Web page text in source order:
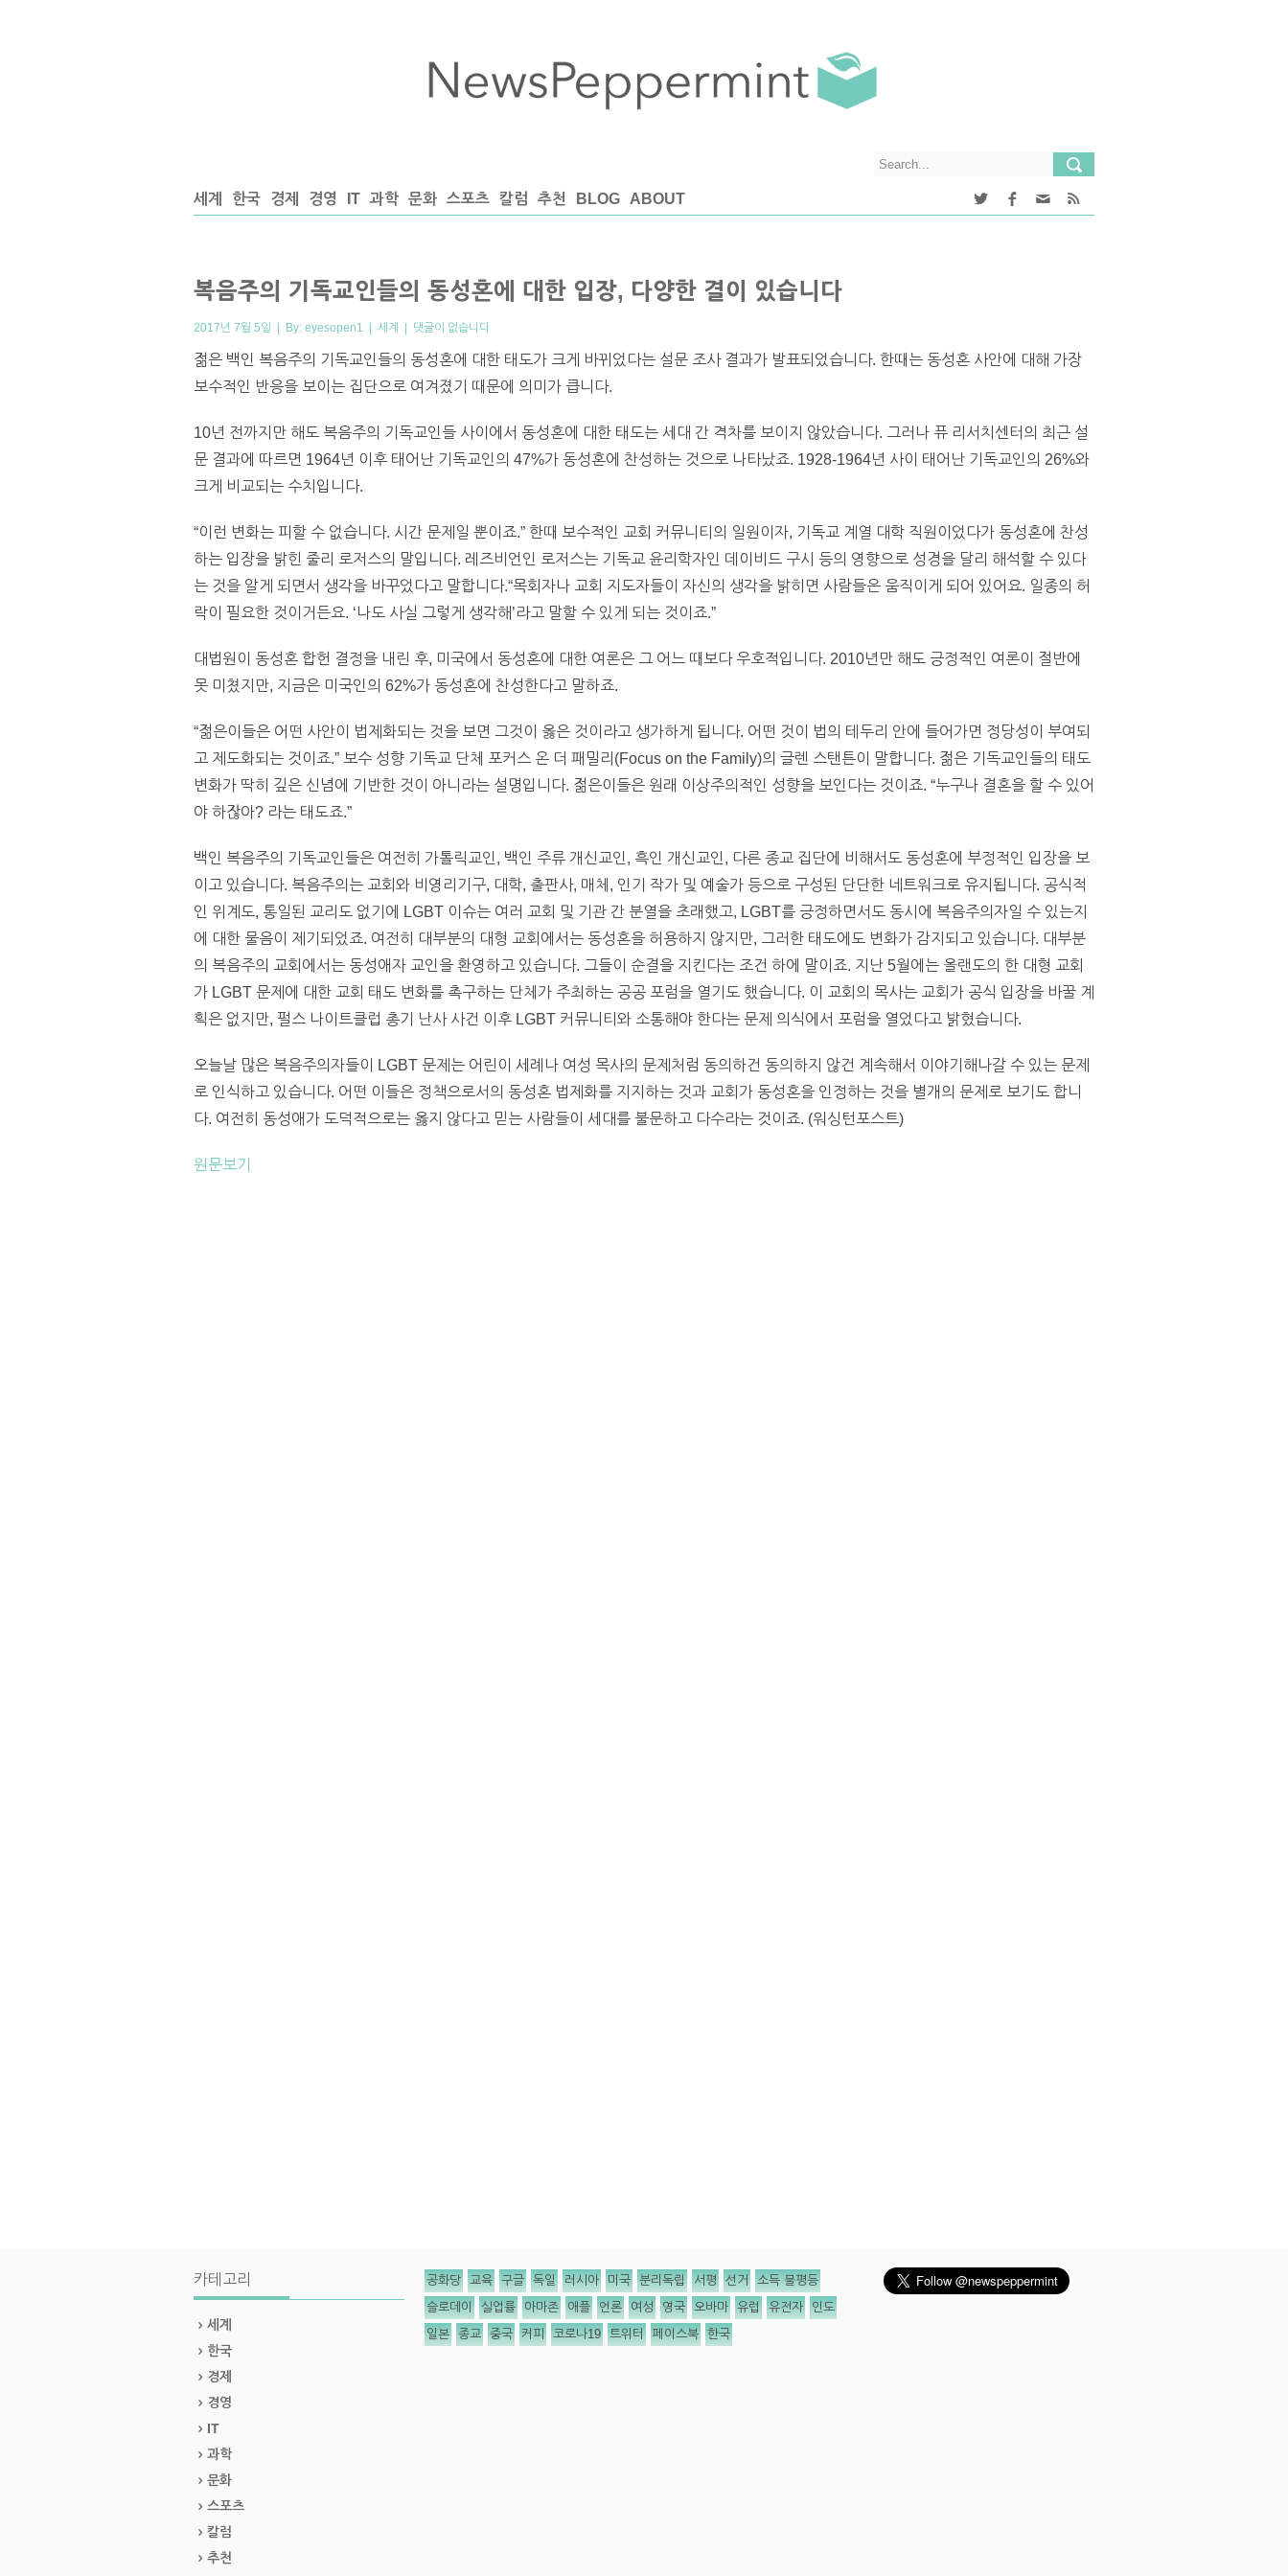
세계 한국 경제 경영 IT 과학 문화 스포츠 칼럼 추천 BLOG ABOUT
복음주의 기독교인들의 동성혼에 대한 입장, 다양한 결이 있습니다
2017년 7월 5일 | By: eyesopen1 | 세계 | 댓글이 없습니다
젊은 백인 복음주의 기독교인들의 동성혼에 대한 태도가 크게 바뀌었다는 설문 조사 결과가 발표되었습니다. 한때는 동성혼 사안에 대해 가장
보수적인 반응을 보이는 집단으로 여겨졌기 때문에 의미가 큽니다.
10년 전까지만 해도 복음주의 기독교인들 사이에서 동성혼에 대한 태도는 세대 간 격차를 보이지 않았습니다. 그러나 퓨 리서치센터의 최근 설
문 결과에 따르면 1964년 이후 태어난 기독교인의 47%가 동성혼에 찬성하는 것으로 나타났죠. 1928-1964년 사이 태어난 기독교인의 26%와
크게 비교되는 수치입니다.
“이런 변화는 피할 수 없습니다. 시간 문제일 뿐이죠.” 한때 보수적인 교회 커뮤니티의 일원이자, 기독교 계열 대학 직원이었다가 동성혼에 찬성
하는 입장을 밝힌 줄리 로저스의 말입니다. 레즈비언인 로저스는 기독교 윤리학자인 데이비드 구시 등의 영향으로 성경을 달리 해석할 수 있다
는 것을 알게 되면서 생각을 바꾸었다고 말합니다.“목회자나 교회 지도자들이 자신의 생각을 밝히면 사람들은 움직이게 되어 있어요. 일종의 허
락이 필요한 것이거든요. ‘나도 사실 그렇게 생각해’라고 말할 수 있게 되는 것이죠.”
대법원이 동성혼 합헌 결정을 내린 후, 미국에서 동성혼에 대한 여론은 그 어느 때보다 우호적입니다. 2010년만 해도 긍정적인 여론이 절반에
못 미쳤지만, 지금은 미국인의 62%가 동성혼에 찬성한다고 말하죠.
“젊은이들은 어떤 사안이 법제화되는 것을 보면 그것이 옳은 것이라고 생가하게 됩니다. 어떤 것이 법의 테두리 안에 들어가면 정당성이 부여되
고 제도화되는 것이죠.” 보수 성향 기독교 단체 포커스 온 더 패밀리(Focus on the Family)의 글렌 스탠튼이 말합니다. 젊은 기독교인들의 태도
변화가 딱히 깊은 신념에 기반한 것이 아니라는 설명입니다. 젊은이들은 원래 이상주의적인 성향을 보인다는 것이죠. “누구나 결혼을 할 수 있어
야 하잖아? 라는 태도죠.”
백인 복음주의 기독교인들은 여전히 가톨릭교인, 백인 주류 개신교인, 흑인 개신교인, 다른 종교 집단에 비해서도 동성혼에 부정적인 입장을 보
이고 있습니다. 복음주의는 교회와 비영리기구, 대학, 출판사, 매체, 인기 작가 및 예술가 등으로 구성된 단단한 네트워크로 유지됩니다. 공식적
인 위계도, 통일된 교리도 없기에 LGBT 이슈는 여러 교회 및 기관 간 분열을 초래했고, LGBT를 긍정하면서도 동시에 복음주의자일 수 있는지
에 대한 물음이 제기되었죠. 여전히 대부분의 대형 교회에서는 동성혼을 허용하지 않지만, 그러한 태도에도 변화가 감지되고 있습니다. 대부분
의 복음주의 교회에서는 동성애자 교인을 환영하고 있습니다. 그들이 순결을 지킨다는 조건 하에 말이죠. 지난 5월에는 올랜도의 한 대형 교회
가 LGBT 문제에 대한 교회 태도 변화를 촉구하는 단체가 주최하는 공공 포럼을 열기도 했습니다. 이 교회의 목사는 교회가 공식 입장을 바꿀 계
획은 없지만, 펄스 나이트클럽 총기 난사 사건 이후 LGBT 커뮤니티와 소통해야 한다는 문제 의식에서 포럼을 열었다고 밝혔습니다.
오늘날 많은 복음주의자들이 LGBT 문제는 어린이 세례나 여성 목사의 문제처럼 동의하건 동의하지 않건 계속해서 이야기해나갈 수 있는 문제
로 인식하고 있습니다. 어떤 이들은 정책으로서의 동성혼 법제화를 지지하는 것과 교회가 동성혼을 인정하는 것을 별개의 문제로 보기도 합니
다. 여전히 동성애가 도덕적으로는 옳지 않다고 믿는 사람들이 세대를 불문하고 다수라는 것이죠. (워싱턴포스트)
원문보기
카테고리
세계
한국
경제
경영
IT
과학
문화
스포츠
칼럼
추천
공화당 교육 구글 독일 러시아 미국 분리독립 서평 선거 소득 불평등
슬로데이 실업률 아마존 애플 언론 여성 영국 오바마 유럽 유전자 인도
일본 종교 중국 커피 코로나19 트위터 페이스북 한국